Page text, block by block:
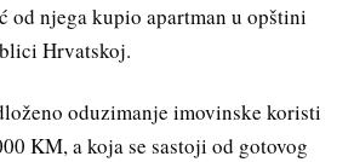
od njega kupio apartman u opštini
Hrvatskoj.
oduzimanje imovinske koristi
KM, a koja se sastoji od gotovog